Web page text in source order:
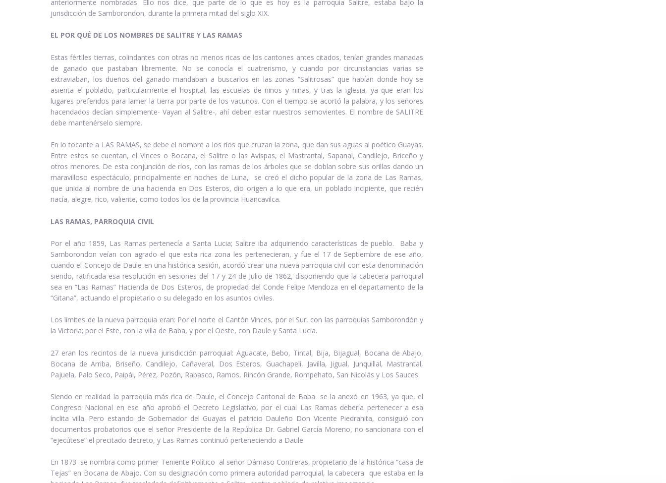
anteriormente nombradas. Ello nos dice, que parte de lo que es hoy es la parroquia Salitre, estaba bajo la
jurisdicción de Samborondon, durante la primera mitad del siglo XIX.
EL POR QUÉ DE LOS NOMBRES DE SALITRE Y LAS RAMAS
Estas fértiles tierras, colindantes con otras no menos ricas de los cantones antes citados, tenían grandes manadas
de ganado que pastaban libremente. No se conocía el cuatrerismo, y cuando por circunstancias varias se
extraviaban, los dueños del ganado mandaban a buscarlos en las zonas “Salitrosas” que habían donde hoy se
asienta el poblado, particularmente el hospital, las escuelas de niños y niñas, y tras la iglesia, ya que eran los
lugares preferidos para lamer la tierra por parte de los vacunos. Con el tiempo se acortó la palabra, y los señores
hacendados decían simplemente- Vayan al Salitre-, ahí deben estar nuestros semovientes. El nombre de SALITRE
debe mantenérselo siempre.
En lo tocante a LAS RAMAS, se debe el nombre a los ríos que cruzan la zona, que dan sus aguas al poético Guayas.
Entre estos se cuentan, el Vinces o Bocana, el Salitre o las Avispas, el Mastrantal, Sapanal, Candilejo, Briceño y
otros menores. De esta conjunción de ríos, con las ramas de los árboles que se doblan sobre sus orillas dando un
maravilloso espectáculo, principalmente en noches de Luna, se creó el dicho popular de la zona de Las Ramas,
que unida al nombre de una hacienda en Dos Esteros, dio origen a lo que era, un poblado incipiente, que recién
nacía, alegre, rico, valiente, como todos los de la provincia Huancavilca.
LAS RAMAS, PARROQUIA CIVIL
Por el año 1859, Las Ramas pertenecía a Santa Lucia; Salitre iba adquiriendo características de pueblo. Baba y
Samborondon veían con agrado el que esta rica zona les pertenecieran, y fue el 17 de Septiembre de ese año,
cuando el Concejo de Daule en una histórica sesión, acordó crear una nueva parroquia civil con esta denominación
siendo, ratificada esa resolución en sesiones del 17 y 24 de Julio de 1862, disponiendo que la cabecera parroquial
sea en “Las Ramas” Hacienda de Dos Esteros, de propiedad del Conde Felipe Mendoza en el departamento de la
“Gitana”, actuando el propietario o su delegado en los asuntos civiles.
Los límites de la nueva parroquia eran: Por el norte el Cantón Vinces, por el Sur, con las parroquias Samborondón y
la Victoria; por el Este, con la villa de Baba, y por el Oeste, con Daule y Santa Lucia.
27 eran los recintos de la nueva jurisdicción parroquial: Aguacate, Bebo, Tintal, Bija, Bijagual, Bocana de Abajo,
Bocana de Arriba, Briseño, Candilejo, Cañaveral, Dos Esteros, Guachapelí, Javilla, Jigual, Junquillal, Mastrantal,
Pajuela, Palo Seco, Paipái, Pérez, Pozón, Rabasco, Ramos, Rincón Grande, Rompehato, San Nicolás y Los Sauces.
Siendo en realidad la parroquia más rica de Daule, el Concejo Cantonal de Baba se la anexó en 1963, ya que, el
Congreso Nacional en ese año aprobó el Decreto Legislativo, por el cual Las Ramas debería pertenecer a esa
ínclita villa. Pero estando de Gobernador del Guayas el patricio Dauleño Don Vicente Piedrahita, consiguió con
documentos probatorios que el señor Presidente de la República Dr. Gabriel García Moreno, no sancionara con el
“ejecútese” el precitado decreto, y Las Ramas continuó perteneciendo a Daule.
En 1873 se nombra como primer Teniente Político al señor Dámaso Contreras, propietario de la histórica “casa de
Tejas” en Bocana de Abajo. Con su designación como primera autoridad parroquial, la cabecera que estaba en la